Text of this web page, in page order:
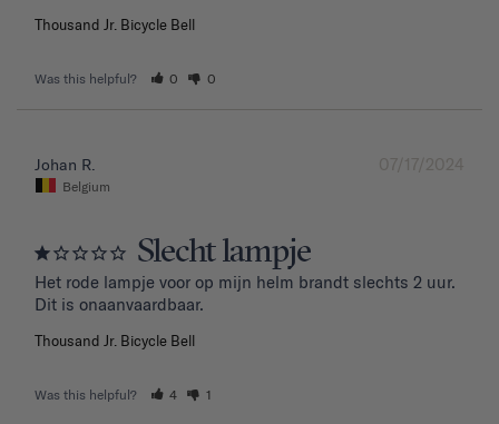
Thousand Jr. Bicycle Bell
Was this helpful? 0 0
07/17/2024
Johan R.
Belgium
Slecht lampje
Het rode lampje voor op mijn helm brandt slechts 2 uur.
Dit is onaanvaardbaar.
Thousand Jr. Bicycle Bell
Was this helpful? 4 1